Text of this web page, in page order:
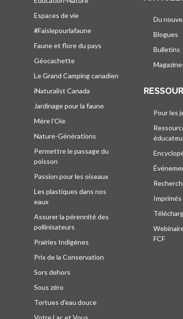
Espaces de vie
#Faislepourlafaune
Faune et flore du pays
Géocachette
Le Grand Camping canadien
iNaturalist Canada
Jardinage pour la faune
Mère l’Oie
Nature-Générations
Permettre le passage du
poisson
Passion pour les oiseaux
Les plastiques dans nos
eaux
Assurer la pérennité des
pollinisateurs
Prairies Indigènes
Prix de la Conservation
Sors dehors
Sous zéro
Tortues d'eau douce
Votre Lac et Vous
Du
Blogues
Bulletins
Pour les
Imprimés
FCF